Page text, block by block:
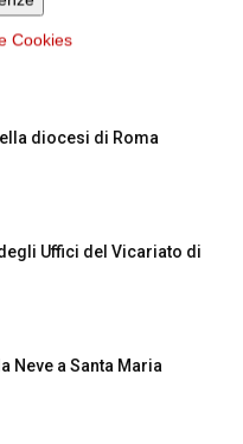
Cookies
diocesi di Roma
Uffici del Vicariato di
Neve a Santa Maria